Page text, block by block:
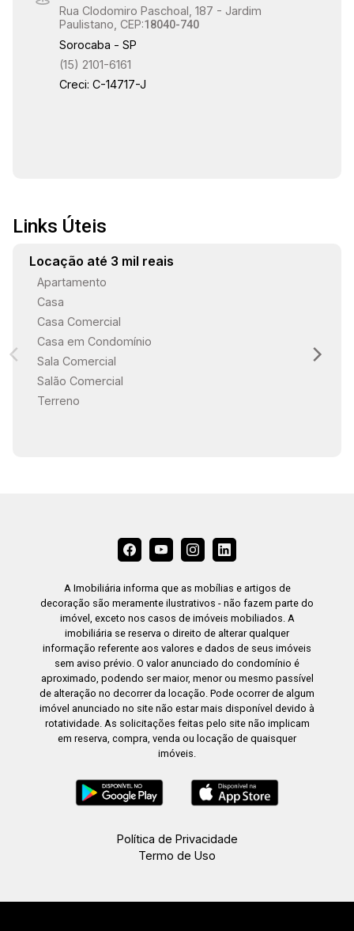
Rua Clodomiro Paschoal, 187 - Jardim
Paulistano, CEP:18040-740
Sorocaba - SP
(15) 2101-6161
Creci: C-14717-J
Links Úteis
Locação até 3 mil reais
Apartamento
Casa
Casa Comercial
Casa em Condomínio
Sala Comercial
Salão Comercial
Terreno
A Imobiliária informa que as mobílias e artigos de
decoração são meramente ilustrativos - não fazem parte do
imóvel, exceto nos casos de imóveis mobiliados. A
imobiliária se reserva o direito de alterar qualquer
informação referente aos valores e dados de seus imóveis
sem aviso prévio. O valor anunciado do condomínio é
aproximado, podendo ser maior, menor ou mesmo passível
de alteração no decorrer da locação. Pode ocorrer de algum
imóvel anunciado no site não estar mais disponível devido à
rotatividade. As solicitações feitas pelo site não implicam
em reserva, compra, venda ou locação de quaisquer
imóveis.
Política de Privacidade
Termo de Uso